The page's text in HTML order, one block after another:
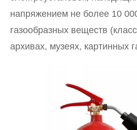
напряжением не более 10
газообразных веществ
архивах, музеях, картинных